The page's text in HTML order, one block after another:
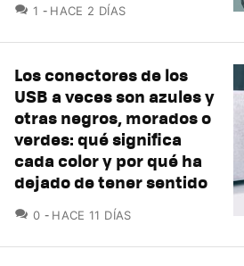
1 COMENTARIOS
HACE 2 DÍAS
Los conectores de los
USB a veces son azules y
otras negros, morados o
verdes: qué significa
cada color y por qué ha
dejado de tener sentido
0 COMENTARIOS
HACE 11 DÍAS